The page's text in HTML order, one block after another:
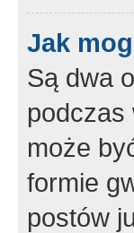
Jak
Są dwa
podczas
może
formie
postów